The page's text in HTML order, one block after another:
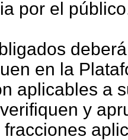
por el
en la
aplicables a
y